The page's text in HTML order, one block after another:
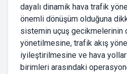
dayalı dinamik hava trafik
önemli dönüşüm olduğuna
sistemin uçuş gecikmelerinin
yönetilmesine, trafik akış
iyileştirilmesine ve hava
birimleri arasındaki